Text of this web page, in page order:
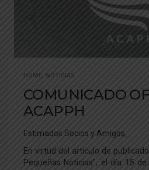
HOME, NOTICIAS
COMUNICADO
ACAPPH
Estimados Socios y Amigos,
En virtud del artículo de
Pequeñas Noticias”, el día 15